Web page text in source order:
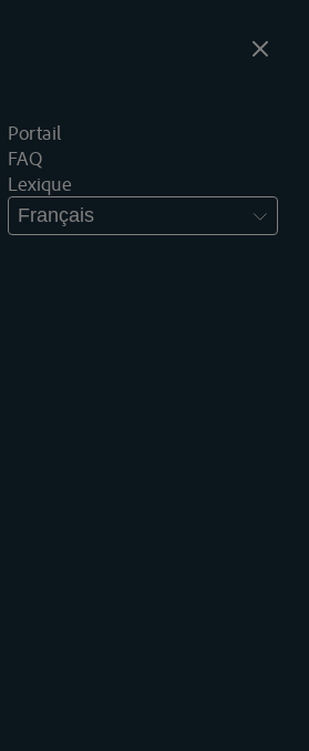
Portail
FAQ
Lexique
Français
fluvial
particulier
intermédiaires
Rhin", in
Dehousse